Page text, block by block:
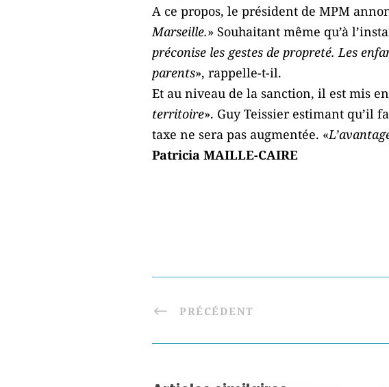
A ce propos, le président de MPM
Marseille.» Souhaitant même qu’à
préconise les gestes de propreté. Les
parents», rappelle-t-il.
Et au niveau de la sanction, il est mis
territoire». Guy Teissier estimant qu’il
taxe ne sera pas augmentée. «
Patricia MAILLE-CAIRE
PRÉCÉDENT